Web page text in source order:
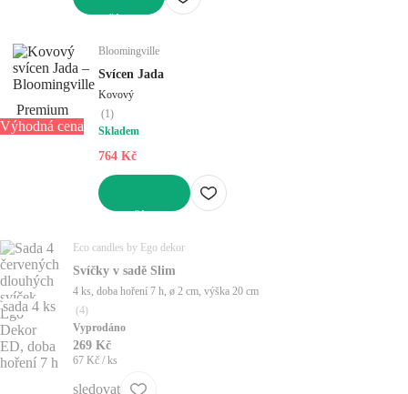
Premium
Výhodná cena
Bloomingville
Svícen Jada
Kovový
(1)
Skladem
764 Kč
sada 4 ks
Eco candles by Ego dekor
Svíčky v sadě Slim
4 ks, doba hoření 7 h, ø 2 cm, výška 20 cm
(4)
Vyprodáno
269 Kč
67 Kč / ks
sledovat